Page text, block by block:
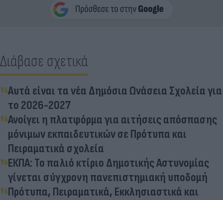
Διάβασε σχετικά
Αυτά είναι τα νέα Δημόσια Ωνάσεια Σχολεία για
το 2026-2027
Ανοίγει η πλατφόρμα για αιτήσεις απόσπασης
μόνιμων εκπαιδευτικών σε Πρότυπα και
Πειραματικά σχολεία
ΕΚΠΑ: Το παλιό κτίριο Δημοτικής Αστυνομίας
γίνεται σύγχρονη πανεπιστημιακή υποδομή
Πρότυπα, Πειραματικά, Εκκλησιαστικά και